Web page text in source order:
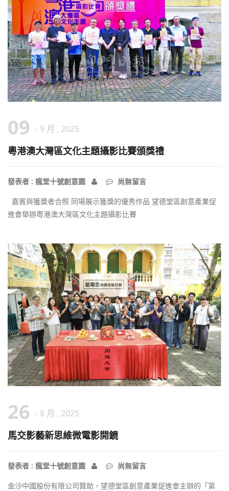
09 - 9 月 , 2025
粵港澳大灣區文化主題攝影比賽頒獎禮
發表者 : 瘋堂十號創意園 尚無留言
嘉賓與獲獎者合照 同場展示獲獎的優秀作品 望德堂區創意產業促
進會舉辦粵港澳大灣區文化主題攝影比賽
26 - 8 月 , 2025
馬交影藝新思維微電影開鏡
發表者 : 瘋堂十號創意園 尚無留言
金沙中國股份有限公司贊助，望德堂區創意產業促進會主辦的「第